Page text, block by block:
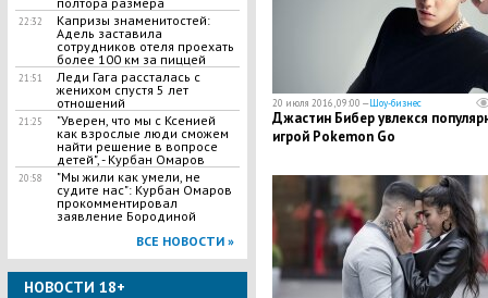
22:32
Капризы знаменитостей:
Адель заставила
сотрудников отеля проехать
более 100 км за пиццей
21:51
Леди Гага рассталась с
женихом спустя 5 лет
отношений
21:25
"Уверен, что мы с Ксенией
как взрослые люди сможем
найти решение в вопросе
детей", - Курбан Омаров
20:58
"Мы жили как умели, не
судите нас": Курбан Омаров
прокомментировал
заявление Бородиной
ВСЕ НОВОСТИ »
НОВОСТИ 18+
20 июля 2016, 09:00 —Шоу-бизнес
Джастин Бибер увлекся
игрой Pokemon Go